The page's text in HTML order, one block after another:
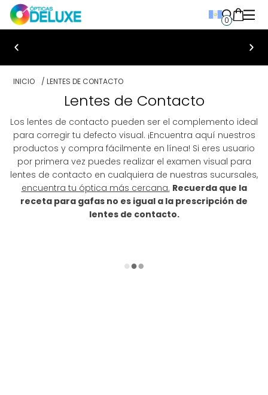
0
Bienvenido a Ópticas Deluxe
INICIO / LENTES DE CONTACTO
Lentes de Contacto
Los lentes de contacto pueden ser el complemento ideal
para corregir tu defecto visual. ¡Encuentra aquí nuestros
productos y compra fácilmente en línea! Si eres usuario
por primera vez puedes realizar el examen visual para
lentes de contacto en cualquiera de nuestras sucursales,
encuentra tu óptica más cercana. Recuerda que la
receta para gafas no es igual a la prescripción de
lentes de contacto.